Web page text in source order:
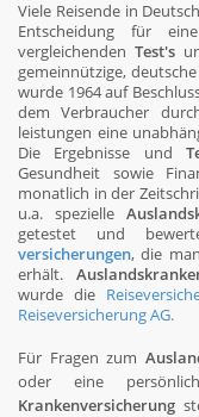
Viele Reisende in
Entscheidung für
vergleichendenTest's
gemeinnützige,
wurde 1964 auf
dem Verbraucher
leistungen eine
Die Ergebnisse und
Gesundheit sowie
monatlich in der
u.a. spezielle
getestet und
versicherungen, die
erhält.
wurde die
Reiseversicherung AG.
Für Fragen zum
oder eine
Krankenversicherung